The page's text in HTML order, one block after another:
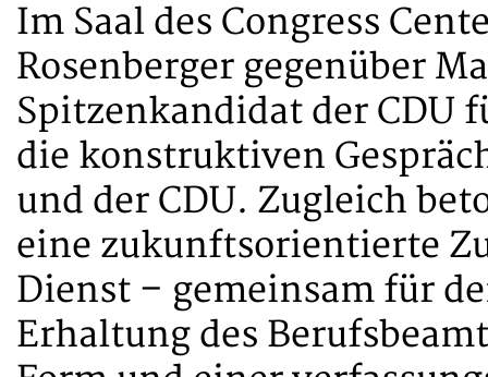
Im Saal des Congress
Rosenberger gegenüber
Spitzenkandidat der CDU
die konstruktiven
und der CDU. Zugleich
eine zukunftsorientierte
Dienst – gemeinsam für
Erhaltung des